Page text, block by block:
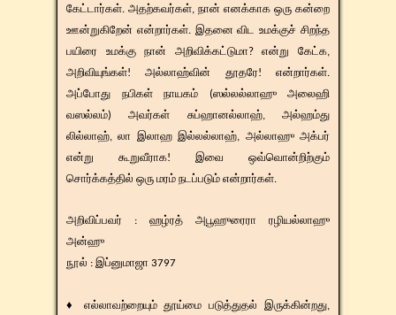
கேட்டார்கள். அதற்கவர்கள், நான் எனக்காக ஒரு கன்றை
ஊன்றுகிறேன் என்றார்கள். இதனை விட உமக்குச் சிறந்த
பயிரை உமக்கு நான் அறிவிக்கட்டுமா? என்று கேட்க,
அறிவியுங்கள்! அல்லாஹ்வின் தூதரே! என்றார்கள்.
அப்போது நபிகள் நாயகம் (ஸல்லல்லாஹு அலைஹி
வஸல்லம்) அவர்கள் சுப்ஹானல்லாஹ், அல்ஹம்து
லில்லாஹ், லா இலாஹ இல்லல்லாஹ், அல்லாஹு அக்பர்
என்று கூறுவீராக! இவை ஒவ்வொன்றிற்கும்
சொர்க்கத்தில் ஒரு மரம் நடப்படும் என்றார்கள்.
​​அறிவிப்பவர் : ஹழ்ரத் அபூஹுரைரா ரழியல்லாஹு
அன்ஹு
​நூல் : இப்னுமாஜா 3797
♦ எல்லாவற்றையும் தூய்மை படுத்துதல் இருக்கின்றது,